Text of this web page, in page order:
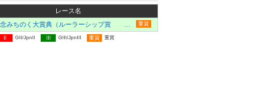
レース名
重賞
II GII/JpnII III GIII/JpnIII 重賞 重賞